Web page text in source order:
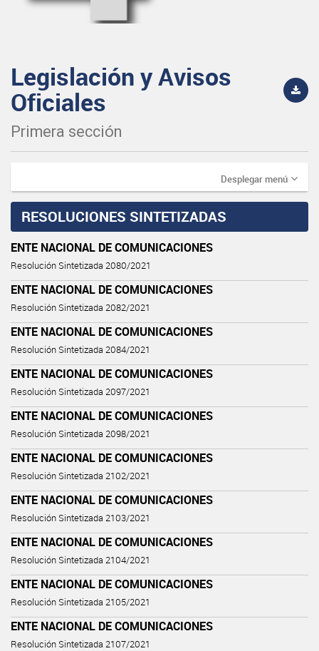
Legislación y Avisos
Oficiales
Primera sección
Desplegar menú
RESOLUCIONES SINTETIZADAS
ENTE NACIONAL DE COMUNICACIONES
Resolución Sintetizada 2080/2021
ENTE NACIONAL DE COMUNICACIONES
Resolución Sintetizada 2082/2021
ENTE NACIONAL DE COMUNICACIONES
Resolución Sintetizada 2084/2021
ENTE NACIONAL DE COMUNICACIONES
Resolución Sintetizada 2097/2021
ENTE NACIONAL DE COMUNICACIONES
Resolución Sintetizada 2098/2021
ENTE NACIONAL DE COMUNICACIONES
Resolución Sintetizada 2102/2021
ENTE NACIONAL DE COMUNICACIONES
Resolución Sintetizada 2103/2021
ENTE NACIONAL DE COMUNICACIONES
Resolución Sintetizada 2104/2021
ENTE NACIONAL DE COMUNICACIONES
Resolución Sintetizada 2105/2021
ENTE NACIONAL DE COMUNICACIONES
Resolución Sintetizada 2107/2021